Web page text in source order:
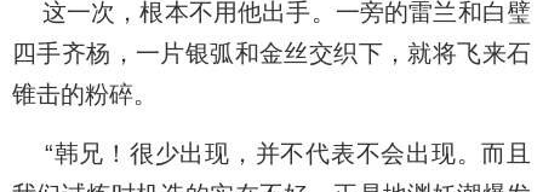
这一次，根本不用他出手。一旁的雷兰和白璧
四手齐杨，一片银弧和金丝交织下，就将飞来石
锥击的粉碎。
“韩兄！很少出现，并不代表不会出现。而且